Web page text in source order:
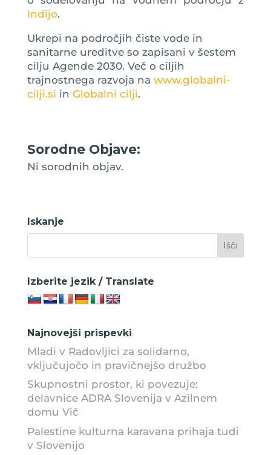
Indijo.
Ukrepi na področjih čiste vode in
sanitarne ureditve so zapisani v šestem
cilju Agende 2030. Več o ciljih
trajnostnega razvoja na www.globalni-
cilji.si in Globalni cilji.
Sorodne Objave:
Ni sorodnih objav.
Iskanje
Izberite jezik / Translate
Najnovejši prispevki
Mladi v Radovljici za solidarno,
vključujočo in pravičnejšo družbo
Skupnostni prostor, ki povezuje:
delavnice ADRA Slovenija v Azilnem
domu Vič
Palestine kulturna karavana prihaja tudi
v Slovenijo